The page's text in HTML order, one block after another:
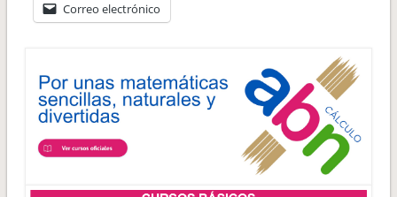
Correo electrónico